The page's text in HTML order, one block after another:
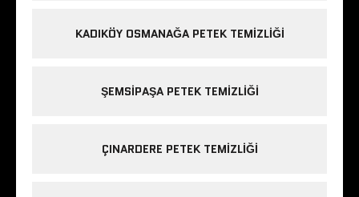
KADIKÖY OSMANAĞA PETEK TEMIZLIĞI
ŞEMSIPAŞA PETEK TEMIZLIĞI
ÇINARDERE PETEK TEMIZLIĞI